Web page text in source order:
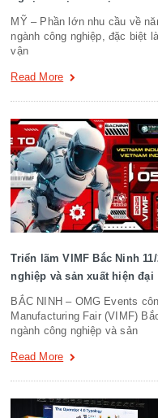
MỸ – Phần lớn nhu cầu về
ngành công nghiệp, đặc biệt
vận
Read More
Triển lãm VIMF Bắc Ninh
nghiệp và sản xuất hiện đại
BẮC NINH – OMG Events
Manufacturing Fair (VIMF)
ngành công nghiệp và sản
Read More